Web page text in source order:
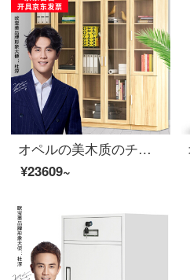
オペルの美木质のチェーストボード式の床に置く资料の箱の书类の箱はガラスの简约な书棚の事务库の事务库の収纳の箱の組合せの金を持ちます2000*320*1800
¥23609~